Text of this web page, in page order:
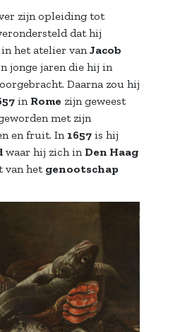
zijn opleiding tot
dat hij
het atelier vanJacob
jonge jaren die hij in
Daarna zou hij
in Rome zijn geweest
met zijn
en fruit. In 1657is hij
waar hij zich in Den Haag
van het genootschap